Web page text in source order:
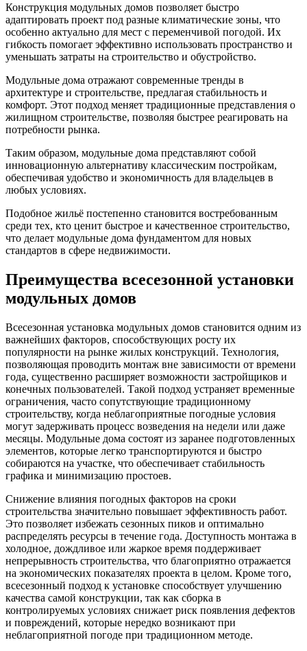
Конструкция модульных домов позволяет быстро
адаптировать проект под разные климатические зоны, что
особенно актуально для мест с переменчивой погодой. Их
гибкость помогает эффективно использовать пространство и
уменьшать затраты на строительство и обустройство.
Модульные дома отражают современные тренды в
архитектуре и строительстве, предлагая стабильность и
комфорт. Этот подход меняет традиционные представления о
жилищном строительстве, позволяя быстрее реагировать на
потребности рынка.
Таким образом, модульные дома представляют собой
инновационную альтернативу классическим постройкам,
обеспечивая удобство и экономичность для владельцев в
любых условиях.
Подобное жильё постепенно становится востребованным
среди тех, кто ценит быстрое и качественное строительство,
что делает модульные дома фундаментом для новых
стандартов в сфере недвижимости.
Преимущества всесезонной установки
модульных домов
Всесезонная установка модульных домов становится одним из
важнейших факторов, способствующих росту их
популярности на рынке жилых конструкций. Технология,
позволяющая проводить монтаж вне зависимости от времени
года, существенно расширяет возможности застройщиков и
конечных пользователей. Такой подход устраняет временные
ограничения, часто сопутствующие традиционному
строительству, когда неблагоприятные погодные условия
могут задерживать процесс возведения на недели или даже
месяцы. Модульные дома состоят из заранее подготовленных
элементов, которые легко транспортируются и быстро
собираются на участке, что обеспечивает стабильность
графика и минимизацию простоев.
Снижение влияния погодных факторов на сроки
строительства значительно повышает эффективность работ.
Это позволяет избежать сезонных пиков и оптимально
распределять ресурсы в течение года. Доступность монтажа в
холодное, дождливое или жаркое время поддерживает
непрерывность строительства, что благоприятно отражается
на экономических показателях проекта в целом. Кроме того,
всесезонный подход к установке способствует улучшению
качества самой конструкции, так как сборка в
контролируемых условиях снижает риск появления дефектов
и повреждений, которые нередко возникают при
неблагоприятной погоде при традиционном методе.